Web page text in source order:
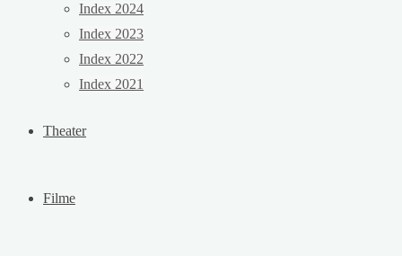
Index 2024
Index 2023
Index 2022
Index 2021
Theater
Filme